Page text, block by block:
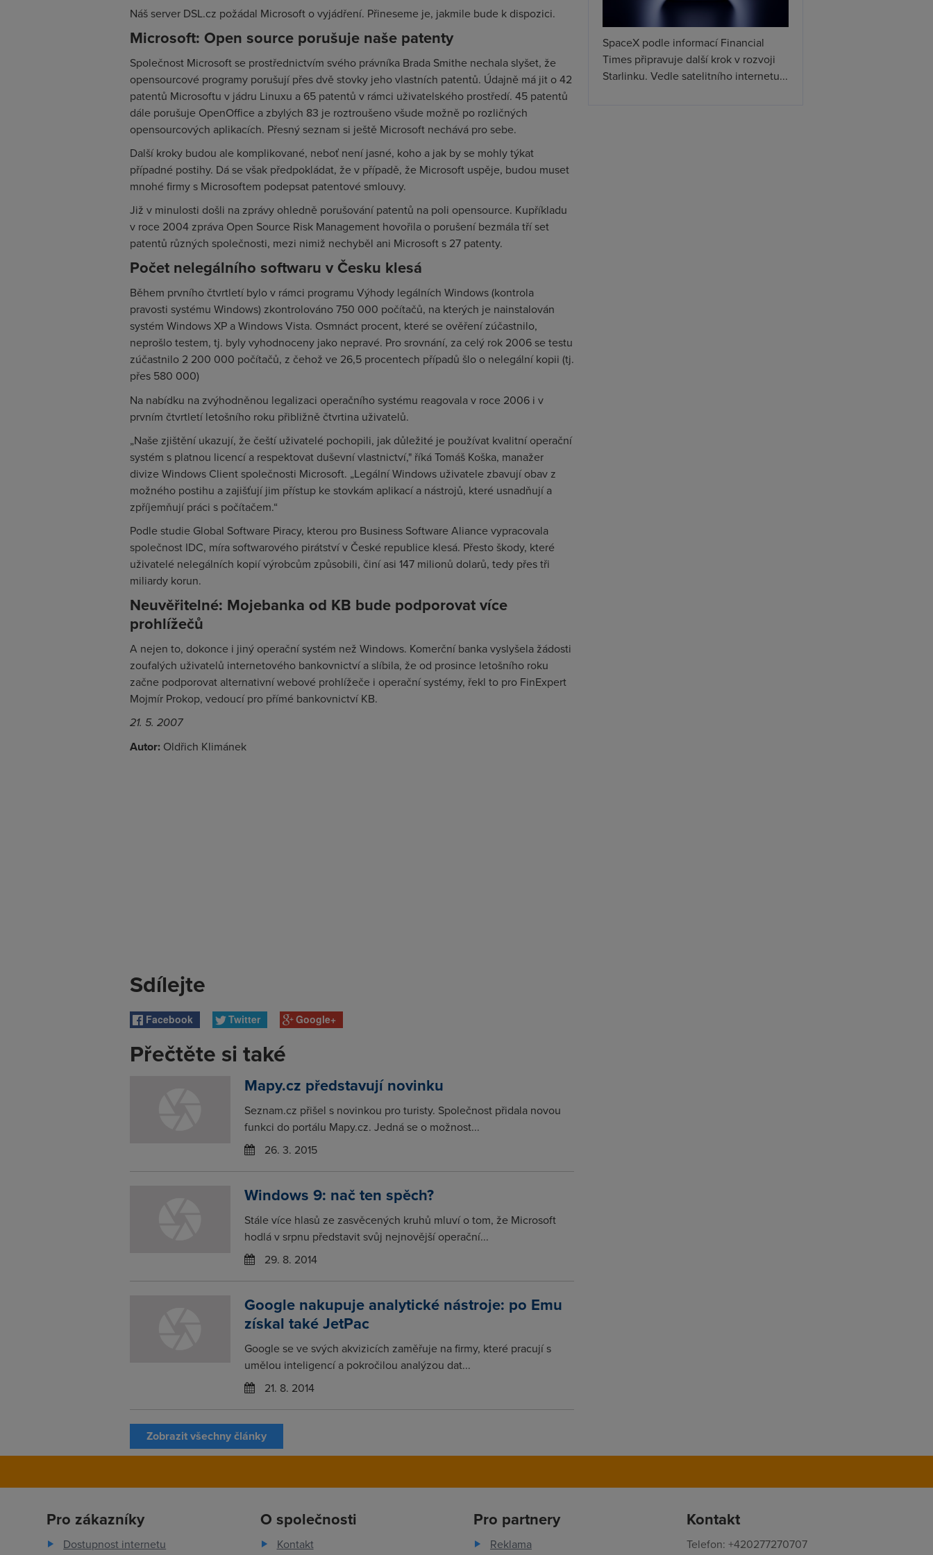
Náš server DSL.cz požádal Microsoft o vyjádření. Přineseme je, jakmile bude k dispozici.
Microsoft: Open source porušuje naše patenty
Společnost Microsoft se prostřednictvím svého právníka Brada Smithe nechala slyšet, že
opensourcové programy porušují přes dvě stovky jeho vlastních patentů. Údajně má jit o 42
patentů Microsoftu v jádru Linuxu a 65 patentů v rámci uživatelského prostředí. 45 patentů
dále porušuje OpenOffice a zbylých 83 je roztroušeno všude možně po rozličných
opensourcových aplikacích. Přesný seznam si ještě Microsoft nechává pro sebe.
Další kroky budou ale komplikované, neboť není jasné, koho a jak by se mohly týkat
případné postihy. Dá se však předpokládat, že v případě, že Microsoft uspěje, budou muset
mnohé firmy s Microsoftem podepsat patentové smlouvy.
Již v minulosti došli na zprávy ohledně porušování patentů na poli opensource. Kupříkladu
v roce 2004 zpráva Open Source Risk Management hovořila o porušení bezmála tří set
patentů různých společnosti, mezi nimiž nechyběl ani Microsoft s 27 patenty.
Počet nelegálního softwaru v Česku klesá
Během prvního čtvrtletí bylo v rámci programu Výhody legálních Windows (kontrola
pravosti systému Windows) zkontrolováno 750 000 počítačů, na kterých je nainstalován
systém Windows XP a Windows Vista. Osmnáct procent, které se ověření zúčastnilo,
neprošlo testem, tj. byly vyhodnoceny jako nepravé. Pro srovnání, za celý rok 2006 se testu
zúčastnilo 2 200 000 počítačů, z čehož ve 26,5 procentech případů šlo o nelegální kopii (tj.
přes 580 000)
Na nabídku na zvýhodněnou legalizaci operačního systému reagovala v roce 2006 i v
prvním čtvrtletí letošního roku přibližně čtvrtina uživatelů.
„Naše zjištění ukazují, že čeští uživatelé pochopili, jak důležité je používat kvalitní operační
systém s platnou licencí a respektovat duševní vlastnictví," říká Tomáš Koška, manažer
divize Windows Client společnosti Microsoft. „Legální Windows uživatele zbavují obav z
možného postihu a zajišťují jim přístup ke stovkám aplikací a nástrojů, které usnadňují a
zpříjemňují práci s počítačem.“
Podle studie Global Software Piracy, kterou pro Business Software Aliance vypracovala
společnost IDC, míra softwarového pirátství v České republice klesá. Přesto škody, které
uživatelé nelegálních kopií výrobcům způsobili, činí asi 147 milionů dolarů, tedy přes tři
miliardy korun.
Neuvěřitelné: Mojebanka od KB bude podporovat více
prohlížečů
A nejen to, dokonce i jiný operační systém než Windows. Komerční banka vyslyšela žádosti
zoufalých uživatelů internetového bankovnictví a slíbila, že od prosince letošního roku
začne podporovat alternativní webové prohlížeče i operační systémy, řekl to pro FinExpert
Mojmír Prokop, vedoucí pro přímé bankovnictví KB.
21. 5. 2007
Autor: Oldřich Klimánek
Sdílejte
Facebook Twitter Google+
Přečtěte si také
Mapy.cz představují novinku
Seznam.cz přišel s novinkou pro turisty. Společnost přidala novou
funkci do portálu Mapy.cz. Jedná se o možnost...
26. 3. 2015
Windows 9: nač ten spěch?
Stále více hlasů ze zasvěcených kruhů mluví o tom, že Microsoft
hodlá v srpnu představit svůj nejnovější operační...
29. 8. 2014
Google nakupuje analytické nástroje: po Emu
získal také JetPac
Google se ve svých akvizicích zaměřuje na firmy, které pracují s
umělou inteligencí a pokročilou analýzou dat...
21. 8. 2014
Zobrazit všechny články
SpaceX podle informací Financial
Times připravuje další krok v rozvoji
Starlinku. Vedle satelitního internetu...
Pro zákazníky
Dostupnost internetu
O společnosti
Kontakt
Pro partnery
Reklama
Kontakt
Telefon: +420277270707